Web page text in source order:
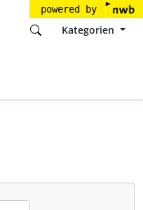
powered by
Kategorien